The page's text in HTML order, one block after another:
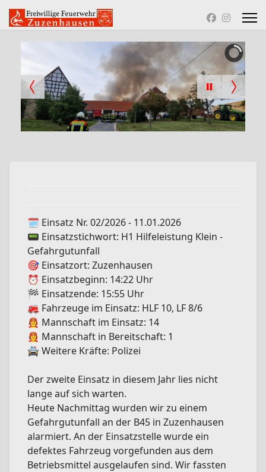
🗓️ Einsatz Nr. 02/2026 - 11.01.2026
📟 Einsatzstichwort: H1 Hilfeleistung Klein -
Gefahrgutunfall
🎯 Einsatzort: Zuzenhausen
⏰ Einsatzbeginn: 14:22 Uhr
🏁 Einsatzende: 15:55 Uhr
🚒 Fahrzeuge im Einsatz: HLF 10, LF 8/6
🧑‍🚒 Mannschaft im Einsatz: 14
🧑‍🚒 Mannschaft in Bereitschaft: 1
🚔 Weitere Kräfte: Polizei
Der zweite Einsatz in diesem Jahr lies nicht
lange auf sich warten.
Heute Nachmittag wurden wir zu einem
Gefahrgutunfall an der B45 in Zuzenhausen
alarmiert. An der Einsatzstelle wurde ein
defektes Fahrzeug vorgefunden aus dem
Betriebsmittel ausgelaufen sind. Wir fassten